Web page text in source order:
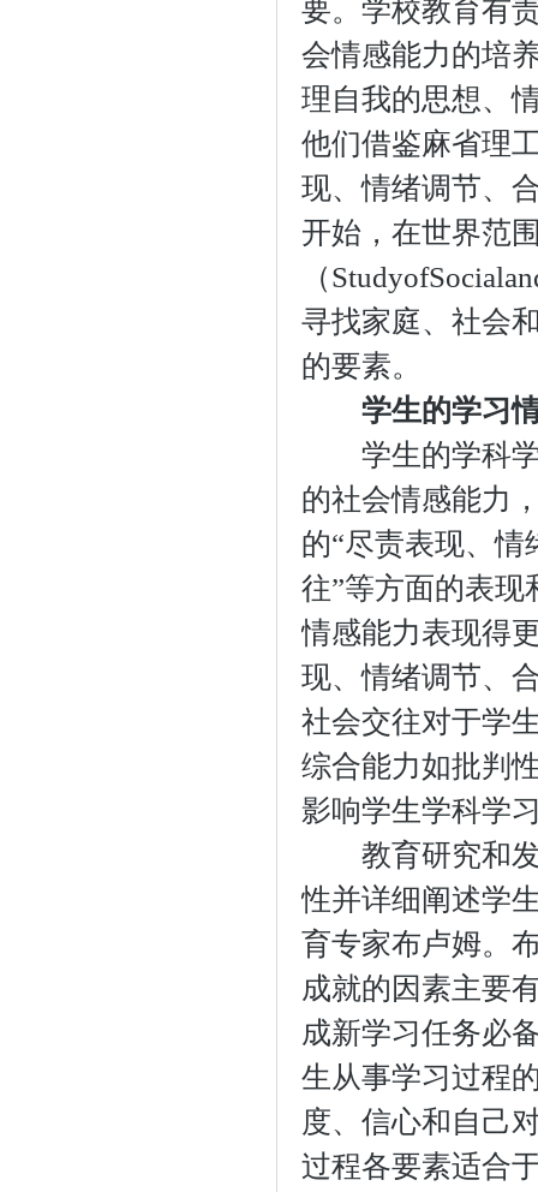
要。学校教育有
会情感能力的培
理自我的思想、
他们借鉴麻省理
现、情绪调节、
开始，在世界范
（
寻找家庭、社会
的要素。
学生的学习
学生的学科学
的社会情感能力
的“尽责表现、
往”等方面的表
情感能力表现得
现、情绪调节、
社会交往对于学
综合能力如批判
影响学生学科学
教育研究和发
性并详细阐述学
育专家布卢姆。
成就的因素主要
成新学习任务必
生从事学习过程
度、信心和自己
过程各要素适合